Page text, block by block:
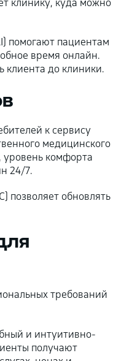
клинику, куда можно
помогают пациентам
время онлайн.
до клиники.
к сервису
медицинского
комфорта
24/7.
обновлять
требований
и интуитивно-
получают